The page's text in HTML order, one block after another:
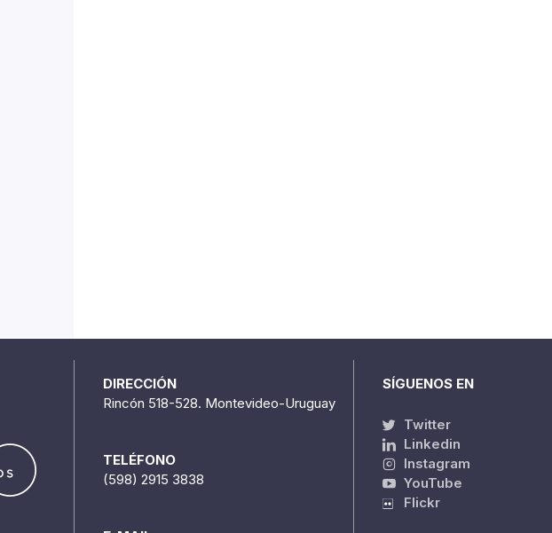
DIRECCIÓN
Rincón 518-528. Montevideo-Uruguay
TELÉFONO
(598) 2915 3838
SÍGUENOS EN
Twitter
Linkedin
Instagram
YouTube
Flickr